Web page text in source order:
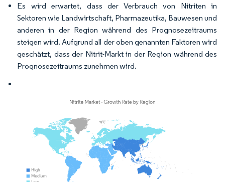
Es wird erwartet, dass der Verbrauch von Nitriten in
Sektoren wie Landwirtschaft, Pharmazeutika, Bauwesen und
anderen in der Region während des Prognosezeitraums
steigen wird. Aufgrund all der oben genannten Faktoren wird
geschätzt, dass der Nitrit-Markt in der Region während des
Prognosezeitraums zunehmen wird.